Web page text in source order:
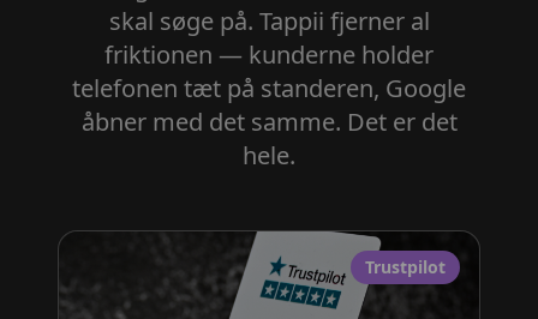
skal søge på. Tappii fjerner al
friktionen — kunderne holder
telefonen tæt på standeren, Google
åbner med det samme. Det er det
hele.
Trustpilot